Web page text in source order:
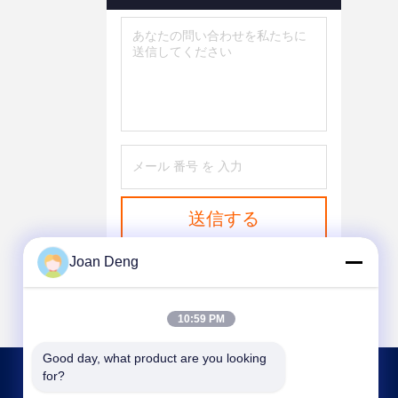
送信する
Joan Deng
10:59 PM
Good day, what product are you looking
for?